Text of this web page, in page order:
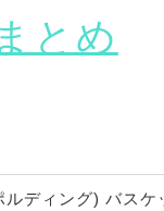
とめ
ディング) バス